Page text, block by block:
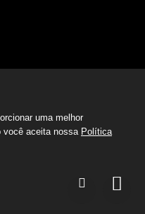
Reservados
de Sites
uma melhor
você aceita nossa Política